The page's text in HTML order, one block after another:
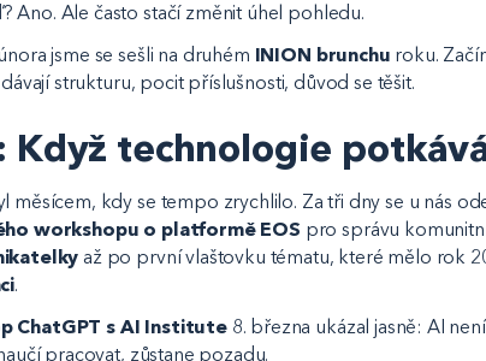
Ano. Ale často stačí změnit úhel pohledu.
jsme se sešli na druhém INION brunchu roku.
strukturu, pocit příslušnosti, důvod se těšit.
Když technologie
měsícem, kdy se tempo zrychlilo. Za tři dny se u nás
workshopu o platformě EOS pro správu
až po první vlaštovku tématu, které mělo rok
.
ChatGPT s AI Institute8. března ukázal jasně: AI
pracovat, zůstane pozadu.